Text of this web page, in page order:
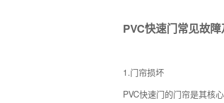
PVC快速门常见故
1.门帘损坏
PVC快速门的门帘是其核